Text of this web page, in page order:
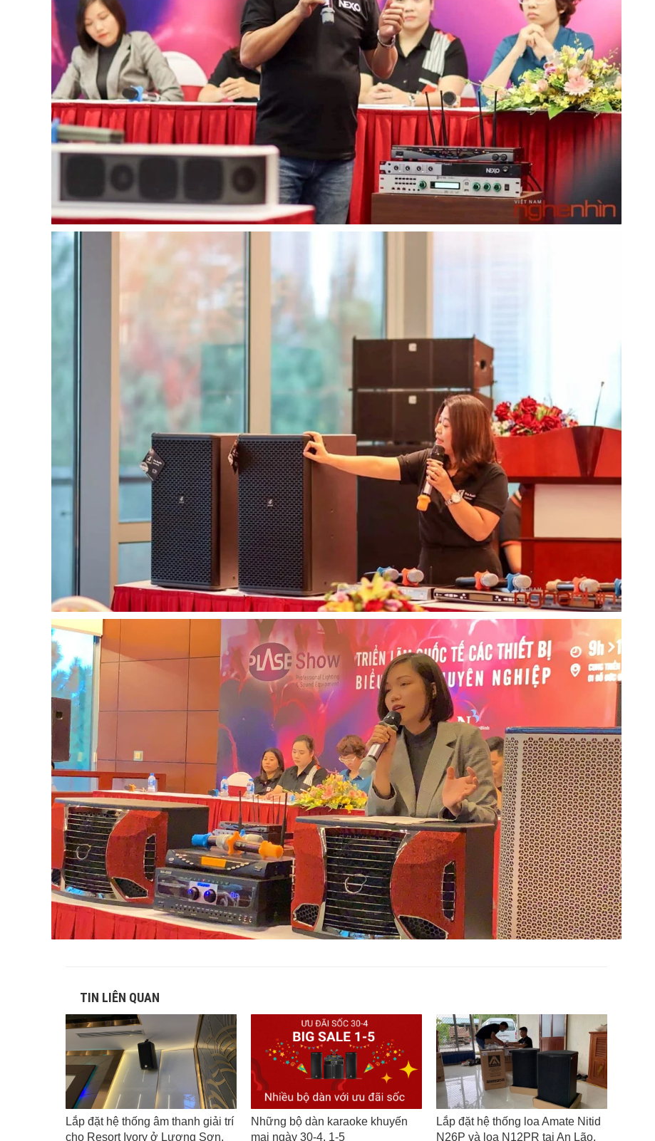
TIN LIÊN QUAN
Lắp đặt hệ thống âm thanh giải trí
cho Resort Ivory ở Lương Sơn,
Những bộ dàn karaoke khuyến
mại ngày 30-4, 1-5
Lắp đặt hệ thống loa Amate Nitid
N26P và loa N12PR tại An Lão,